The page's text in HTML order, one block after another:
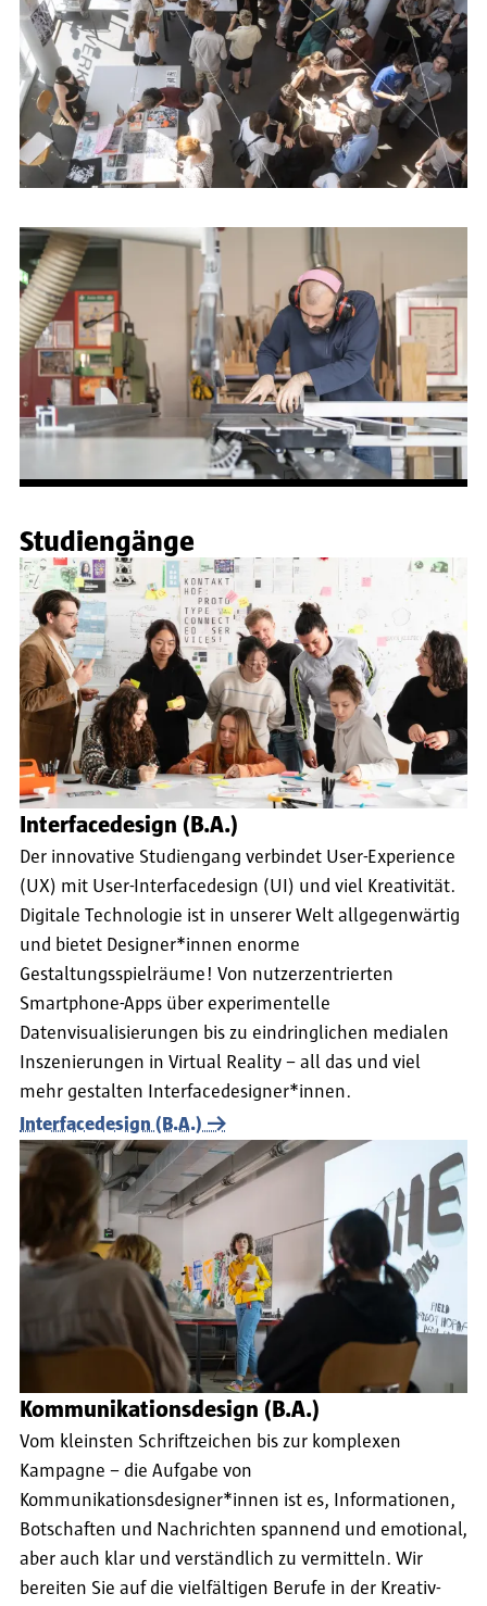
Studiengänge
Interfacedesign (B.A.)
Der innovative Studiengang verbindet User-Experience
(UX) mit User-Interfacedesign (UI) und viel Kreativität.
Digitale Technologie ist in unserer Welt allgegenwärtig
und bietet Designer*innen enorme
Gestaltungsspielräume! Von nutzerzentrierten
Smartphone-Apps über experimentelle
Datenvisualisierungen bis zu eindringlichen medialen
Inszenierungen in Virtual Reality – all das und viel
mehr gestalten Interfacedesigner*innen.
Interfacedesign (B.A.)
Kommunikationsdesign (B.A.)
Vom kleinsten Schriftzeichen bis zur komplexen
Kampagne – die Aufgabe von
Kommunikationsdesigner*innen ist es, Informationen,
Botschaften und Nachrichten spannend und emotional,
aber auch klar und verständlich zu vermitteln. Wir
bereiten Sie auf die vielfältigen Berufe in der Kreativ-